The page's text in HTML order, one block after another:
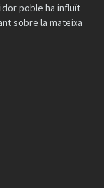
poble ha influït
sobre la mateixa